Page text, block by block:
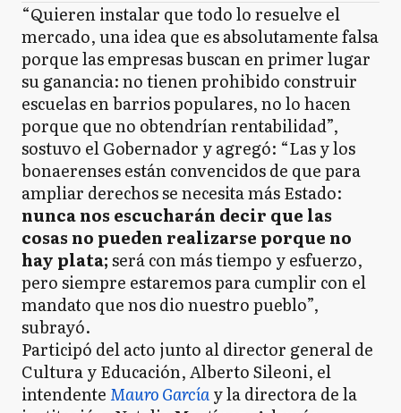
“Quieren instalar que todo lo resuelve el
mercado, una idea que es absolutamente falsa
porque las empresas buscan en primer lugar
su ganancia: no tienen prohibido construir
escuelas en barrios populares, no lo hacen
porque que no obtendrían rentabilidad”,
sostuvo el Gobernador y agregó: “Las y los
bonaerenses están convencidos de que para
ampliar derechos se necesita más Estado:
nunca nos escucharán decir que las
cosas no pueden realizarse porque no
hay plata;será con más tiempo y esfuerzo,
pero siempre estaremos para cumplir con el
mandato que nos dio nuestro pueblo”,
subrayó.
Participó del acto junto al director general de
Cultura y Educación, Alberto Sileoni, el
intendente Mauro Garcíay la directora de la